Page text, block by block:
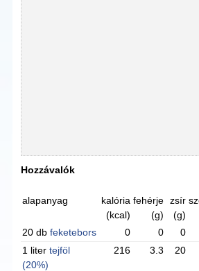
Hozzávalók
alapanyag
kalória
(kcal)
fehérje
(g)
zsír
(g)
20 dbfeketebors 0 0 0
1 litertejföl
(20%)
216 3.3 20